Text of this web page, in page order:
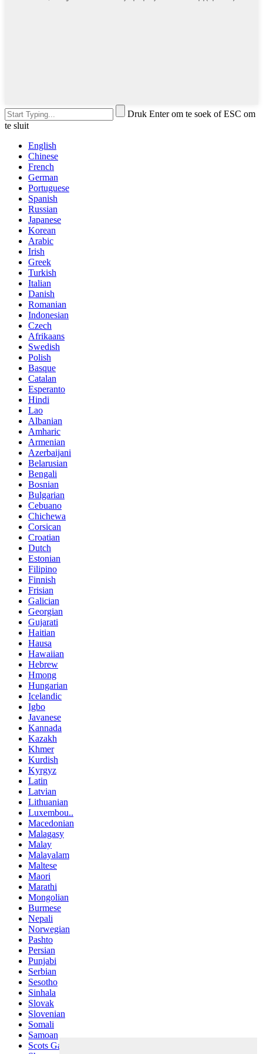
Druk Enter om te soek of ESC om
te sluit
English
Chinese
French
German
Portuguese
Spanish
Russian
Japanese
Korean
Arabic
Irish
Greek
Turkish
Italian
Danish
Romanian
Indonesian
Czech
Afrikaans
Swedish
Polish
Basque
Catalan
Esperanto
Hindi
Lao
Albanian
Amharic
Armenian
Azerbaijani
Belarusian
Bengali
Bosnian
Bulgarian
Cebuano
Chichewa
Corsican
Croatian
Dutch
Estonian
Filipino
Finnish
Frisian
Galician
Georgian
Gujarati
Haitian
Hausa
Hawaiian
Hebrew
Hmong
Hungarian
Icelandic
Igbo
Javanese
Kannada
Kazakh
Khmer
Kurdish
Kyrgyz
Latin
Latvian
Lithuanian
Luxembou..
Macedonian
Malagasy
Malay
Malayalam
Maltese
Maori
Marathi
Mongolian
Burmese
Nepali
Norwegian
Pashto
Persian
Punjabi
Serbian
Sesotho
Sinhala
Slovak
Slovenian
Somali
Samoan
Scots Gaelic